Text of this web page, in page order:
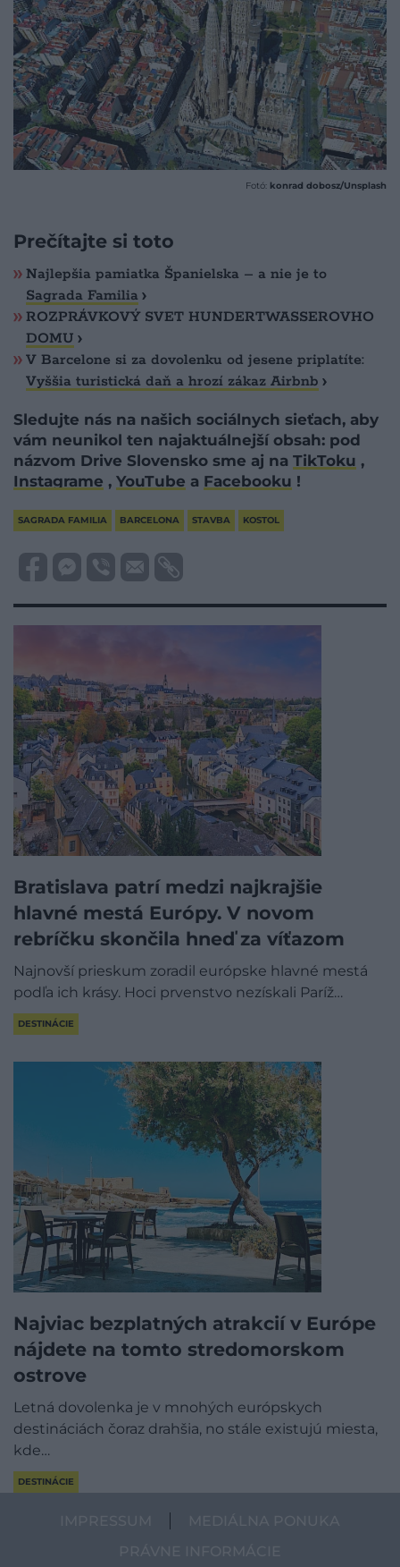
Fotó: konrad dobosz/Unsplash
Prečítajte si toto
Najlepšia pamiatka Španielska – a nie je to
Sagrada Familia
ROZPRÁVKOVÝ SVET HUNDERTWASSEROVHO
DOMU
V Barcelone si za dovolenku od jesene priplatíte:
Vyššia turistická daň a hrozí zákaz Airbnb
Sledujte nás na našich sociálnych sieťach, aby
vám neunikol ten najaktuálnejší obsah: pod
názvom Drive Slovensko sme aj na TikToku ,
Instagrame , YouTube a Facebooku !
SAGRADA FAMILIA BARCELONA STAVBA KOSTOL
Bratislava patrí medzi najkrajšie
hlavné mestá Európy. V novom
rebríčku skončila hneď za víťazom
Najnovší prieskum zoradil európske hlavné mestá
podľa ich krásy. Hoci prvenstvo nezískali Paríž…
DESTINÁCIE
Najviac bezplatných atrakcií v Európe
nájdete na tomto stredomorskom
ostrove
Letná dovolenka je v mnohých európskych
destináciách čoraz drahšia, no stále existujú miesta,
kde…
DESTINÁCIE